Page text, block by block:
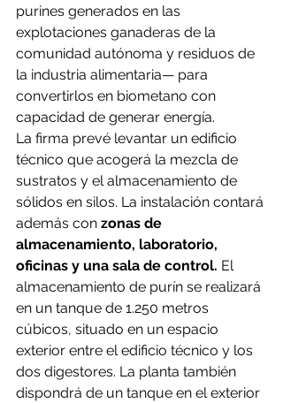
purines generados en las
explotaciones ganaderas de la
comunidad autónoma y residuos de
la industria alimentaria— para
convertirlos en biometano con
capacidad de generar energía.
La firma prevé levantar un edificio
técnico que acogerá la mezcla de
sustratos y el almacenamiento de
sólidos en silos. La instalación contará
además con zonas de
almacenamiento, laboratorio,
oficinas y una sala de control. El
almacenamiento de purín se realizará
en un tanque de 1.250 metros
cúbicos, situado en un espacio
exterior entre el edificio técnico y los
dos digestores. La planta también
dispondrá de un tanque en el exterior